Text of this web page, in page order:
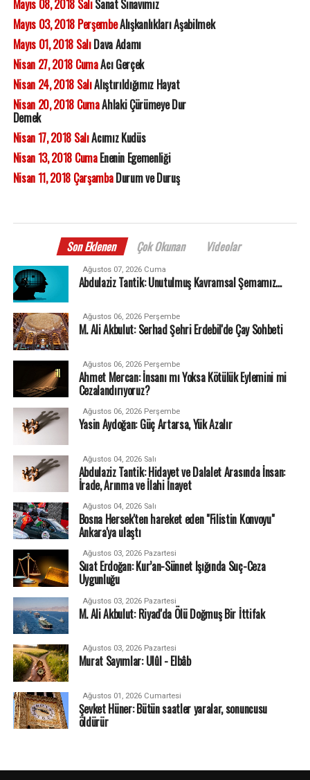
Mayıs 08, 2018 SalıSanat Sınavımız
Mayıs 03, 2018 PerşembeAlışkanlıkları Aşabilmek
Mayıs 01, 2018 SalıDava Adamı
Nisan 27, 2018 CumaAcı Gerçek
Nisan 24, 2018 SalıAlıştırıldığımız Hayat
Nisan 20, 2018 CumaAhlaki Çürümeye Dur
Demek
Nisan 17, 2018 SalıAcımız Kudüs
Nisan 13, 2018 CumaEnenin Egemenliği
Nisan 11, 2018 ÇarşambaDurum ve Duruş
Son Eklenen Çok Okunan Videolar
Ağustos 07, 2026 Cuma
Abdulaziz Tantik: Unutulmuş Kavramsal Şemamız…
Ağustos 06, 2026 Perşembe
M. Ali Akbulut: Serhad Şehri Erdebil'de Çay Sohbeti
Ağustos 06, 2026 Perşembe
Ahmet Mercan: İnsanı mı Yoksa Kötülük Eylemini mi
Cezalandırıyoruz?
Ağustos 06, 2026 Perşembe
Yasin Aydoğan: Güç Artarsa, Yük Azalır
Ağustos 04, 2026 Salı
Abdulaziz Tantik: Hidayet ve Dalalet Arasında İnsan:
İrade, Arınma ve İlahi İnayet
Ağustos 04, 2026 Salı
Bosna Hersek'ten hareket eden "Filistin Konvoyu"
Ankara'ya ulaştı
Ağustos 03, 2026 Pazartesi
Suat Erdoğan: Kur’an-Sünnet Işığında Suç-Ceza
Uygunluğu
Ağustos 03, 2026 Pazartesi
M. Ali Akbulut: Riyad'da Ölü Doğmuş Bir İttifak
Ağustos 03, 2026 Pazartesi
Murat Sayımlar: Ulûl - Elbâb
Ağustos 01, 2026 Cumartesi
Şevket Hüner: Bütün saatler yaralar, sonuncusu
öldürür